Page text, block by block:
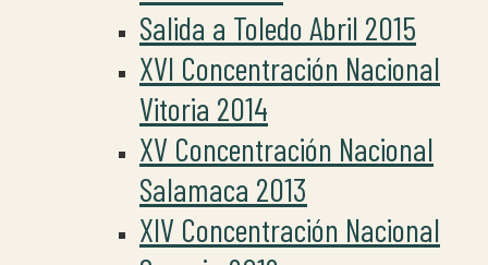
Salida a Toledo Abril 2015
XVI Concentración Nacional
Vitoria 2014
XV Concentración Nacional
Salamaca 2013
XIV Concentración Nacional